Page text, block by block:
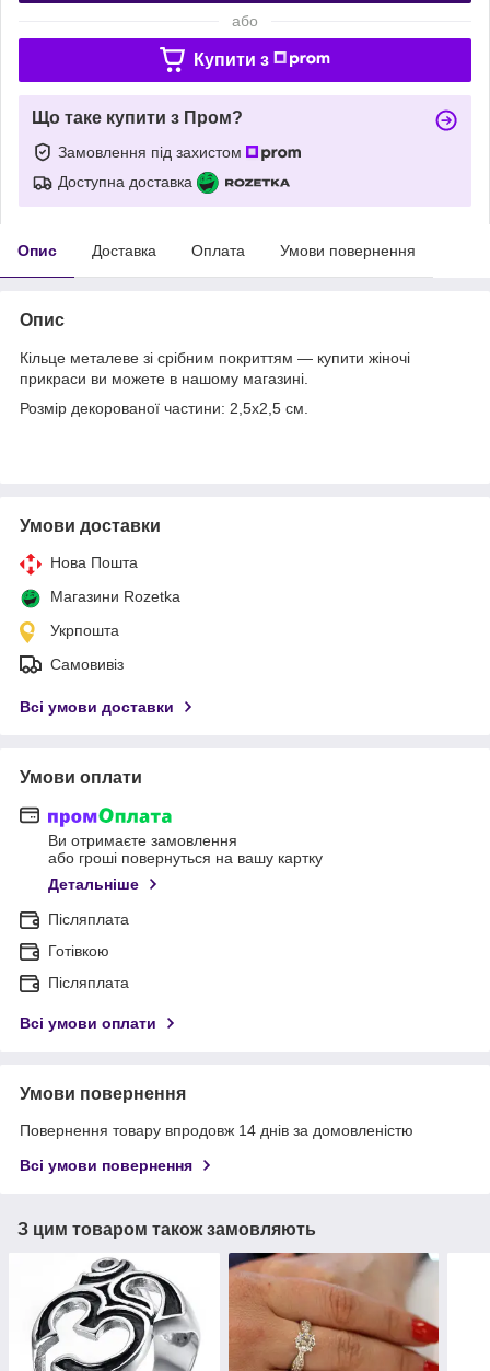
або
Купити з
Що таке купити з Пром?
Замовлення під захистом
Доступна доставка
Опис Доставка Оплата Умови повернення
Опис
Кільце металеве зі срібним покриттям — купити жіночі
прикраси ви можете в нашому магазині.
Розмір декорованої частини: 2,5х2,5 см.
Умови доставки
Нова Пошта
Магазини Rozetka
Укрпошта
Самовивіз
Всі умови доставки
Умови оплати
Ви отримаєте замовлення
або гроші повернуться на вашу картку
Детальніше
Післяплата
Готівкою
Післяплата
Всі умови оплати
Умови повернення
Повернення товару впродовж 14 днів за домовленістю
Всі умови повернення
З цим товаром також замовляють